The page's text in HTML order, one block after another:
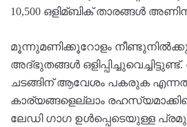
10,500 ഒളിമ്ബിക് താരങ്ങള്‍
മൂന്നുമണിക്കൂറോളം
അദ്‌ഭുതങ്ങള്‍
ചടങ്ങിന് ആവേശം പകരുക
കാര്യങ്ങളെല്ലാം
ലേഡി ഗാഗ ഉള്‍പ്പെടെയുള്ള